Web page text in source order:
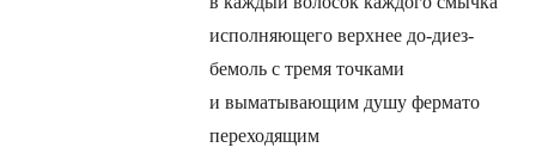
исполняющего верхнее до-диез-
бемоль с тремя точками
и выматывающим душу фермато
переходящим